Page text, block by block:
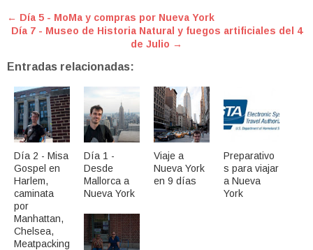
← Día 5 - MoMa y compras por Nueva York
Día 7 - Museo de Historia Natural y fuegos artificiales del 4
de Julio →
Entradas relacionadas:
Día 2 - Misa
Gospel en
Harlem,
caminata
por
Manhattan,
Chelsea,
Meatpacking
Día 1 -
Desde
Mallorca a
Nueva York
Viaje a
Nueva York
en 9 días
Preparativo
s para viajar
a Nueva
York